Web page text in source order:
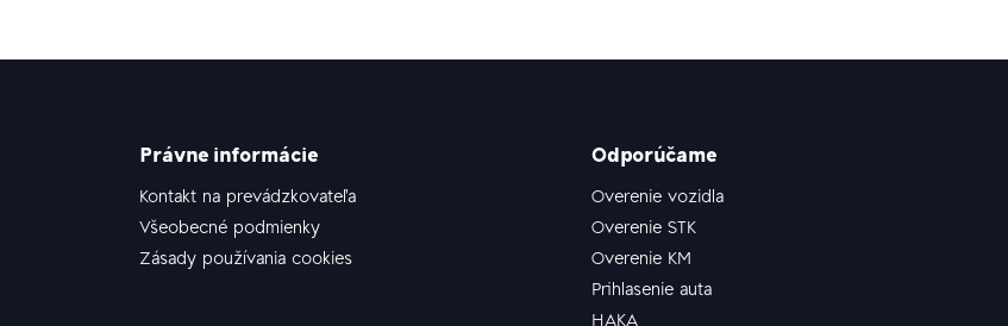
Právne informácie
Kontakt na prevádzkovateľa
Všeobecné podmienky
Zásady používania cookies
Odporúčame
Overenie vozidla
Overenie STK
Overenie KM
Prihlasenie auta
HAKA